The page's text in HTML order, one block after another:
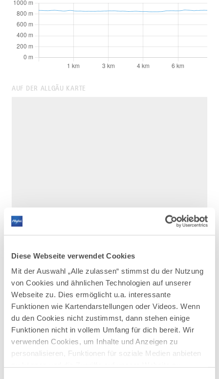
Diese Webseite verwendet Cookies
Mit der Auswahl „Alle zulassen“ stimmst du der Nutzung
von Cookies und ähnlichen Technologien auf unserer
Webseite zu. Dies ermöglicht u.a. interessante
Funktionen wie Kartendarstellungen oder Videos. Wenn
du den Cookies nicht zustimmst, dann stehen einige
Funktionen nicht in vollem Umfang für dich bereit. Wir
verwenden Cookies, um Inhalte und Anzeigen zu
personalisieren, Funktionen für soziale Medien anbieten
AUF DER ALLGÄU KARTE
Details
Bikini und Badehose solltest Du auf dieser
Runde im Sommer unbedingt dabei haben.
Gleich drei Weiher - Grundweiher, Trollweiher,
Luimooser Weiher - liegen am Wanderweg.
Die Tour führt durch blühende Wiesen und
Hügel und bietet immer wieder neue
Aussichten auf Seen und Berge. Wer noch
mehr Badelust verspürt, kann auch noch